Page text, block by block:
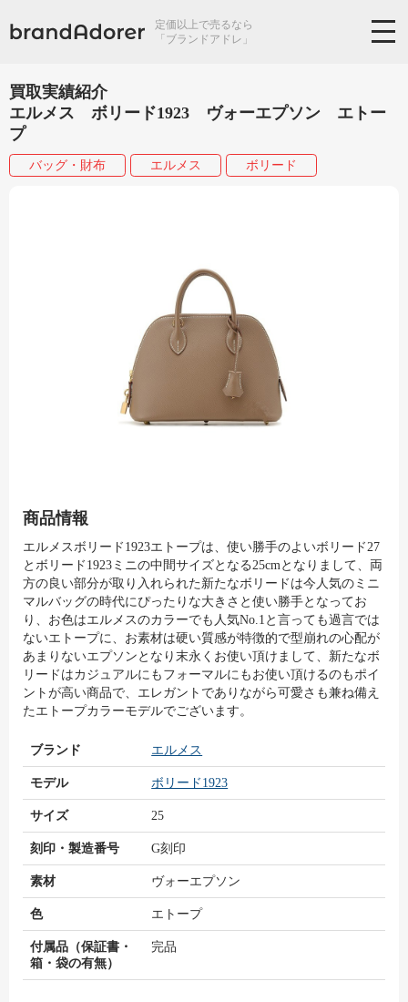
定価以上で売るなら
「ブランドアドレ」
買取実績紹介
エルメス ボリード1923 ヴォーエプソン エトー
プ
バッグ・財布 エルメス ボリード
商品情報
エルメスボリード1923エトープは、使い勝手のよいボリード27
とボリード1923ミニの中間サイズとなる25cmとなりまして、両
方の良い部分が取り入れられた新たなボリードは今人気のミニ
マルバッグの時代にぴったりな大きさと使い勝手となってお
り、お色はエルメスのカラーでも人気No.1と言っても過言では
ないエトープに、お素材は硬い質感が特徴的で型崩れの心配が
あまりないエプソンとなり末永くお使い頂けまして、新たなボ
リードはカジュアルにもフォーマルにもお使い頂けるのもポイ
ントが高い商品で、エレガントでありながら可愛さも兼ね備え
たエトープカラーモデルでございます。
ブランド エルメス
モデル ボリード1923
サイズ 25
刻印・製造番号 G刻印
素材 ヴォーエプソン
色 エトープ
付属品（保証書・
箱・袋の有無）
完品